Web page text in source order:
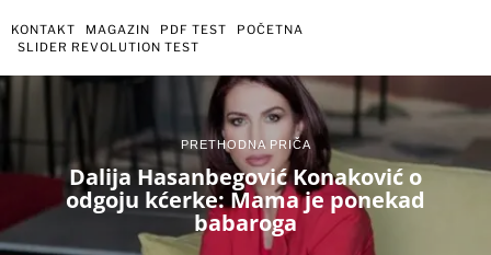
KONTAKT MAGAZIN PDF TEST
POČETNA
SLIDER REVOLUTION TEST
PRETHODNA PRIČA
Dalija Hasanbegović Konaković o
odgoju kćerke: Mama je ponekad
babaroga